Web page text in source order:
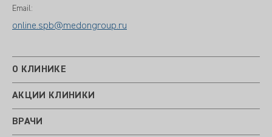
Email:
online.spb@medongroup.ru
О КЛИНИКЕ
АКЦИИ КЛИНИКИ
ВРАЧИ